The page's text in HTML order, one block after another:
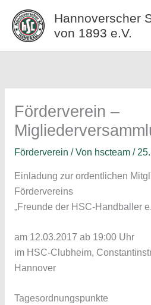
Inhalt
springen
Hannoverscher
von 1893 e.V.
Förderverein –
Förderverein / Von hscteam /
Einladung zur ordentlichen
Fördervereins
„Freunde der HSC-Handballer
am 12.03.2017 ab 19:00 Uhr
im HSC-Clubheim,
Hannover
Tagesordnungspunkte